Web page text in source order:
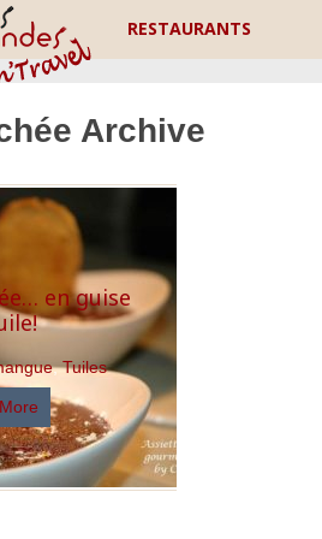
RESTAURANTS
Archive
en guise
,Tuiles